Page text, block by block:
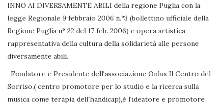
INNO AI DIVERSAMENTE ABILI della regione Puglia con la
legge Regionale 9 febbraio 2006 n.°3 (bollettino ufficiale della
Regione Puglia n° 22 del 17 feb. 2006) e opera artistica
rappresentativa della cultura della solidarietà alle persone
diversamente abili.
-Fondatore e Presidente dell'associazione Onlus Il Centro del
Sorriso,( centro promotore per lo studio e la ricerca sulla
musica come terapia dell'handicap),è l'ideatore e promotore